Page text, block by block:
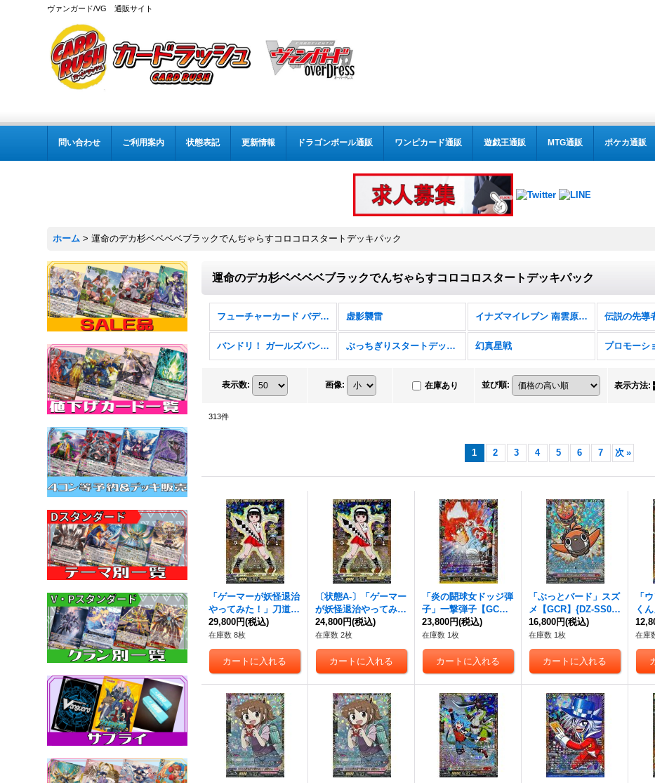
ヴァンガード/VG 通販サイト
問い合わせ ご利用案内 状態表記 更新情報 ドラゴンボール通販 ワンピカード通販 遊戯王通販 MTG通販 ポケカ通販
ホーム > 運命のデカ杉ベベベベブラックでんぢゃらすコロコロスタートデッキパック
運命のデカ杉ベベベベブラックでんぢゃらすコロコロスタートデッキパック
フューチャーカード バディファイト ディザスターフォース 虚影襲雷 イナズマイレブン 南雲原中＆雷門中クロニクル 伝説の先導
バンドリ！ ガールズバンドパーティ！ ぶっちぎりスタートデッキ 聖域の光剣士＆帝国の暴竜 幻真星戦 プロモーシ
表示数: 画像: 在庫あり 並び順: 表示方法:
313件
1 2 3 4 5 6 7 次 »
「ゲーマーが妖怪退治
やってみた！」刀道巫
女【GCR】{DZ-SS04/
GCR08}《ケテルサン
クチュアリ》
29,800円(税込)
在庫数 8枚
〔状態A-〕「ゲーマー
が妖怪退治やってみ
た！」刀道巫女【GC
R】{DZ-SS04/GCR08}
《ケテルサンクチュア
リ》
24,800円(税込)
在庫数 2枚
「炎の闘球女ドッジ弾
子」一撃弾子【GC
R】{DZ-SS04/GCR26}
《その他》
23,800円(税込)
在庫数 1枚
「ぶっとバード」スズ
メ【GCR】{DZ-SS04/
GCR02}《ドラゴンエ
ンパイア》
16,800円(税込)
在庫数 1枚
「
く
R】
《そ
在庫